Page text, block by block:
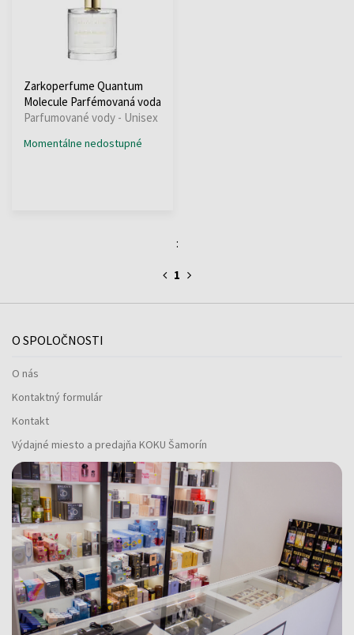
Zarkoperfume Quantum
Molecule Parfémovaná voda
Parfumované vody - Unisex
Momentálne nedostupné
:
1
O SPOLOČNOSTI
O nás
Kontaktný formulár
Kontakt
Výdajné miesto a predajňa KOKU Šamorín